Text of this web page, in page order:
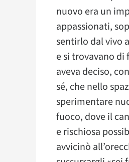
nuovo era un
appassionati,
sentirlo dal vivo
e si trovavano di
aveva deciso,
sé, che nello
sperimentare
fuoco, dove il
e rischiosa
avvicinò